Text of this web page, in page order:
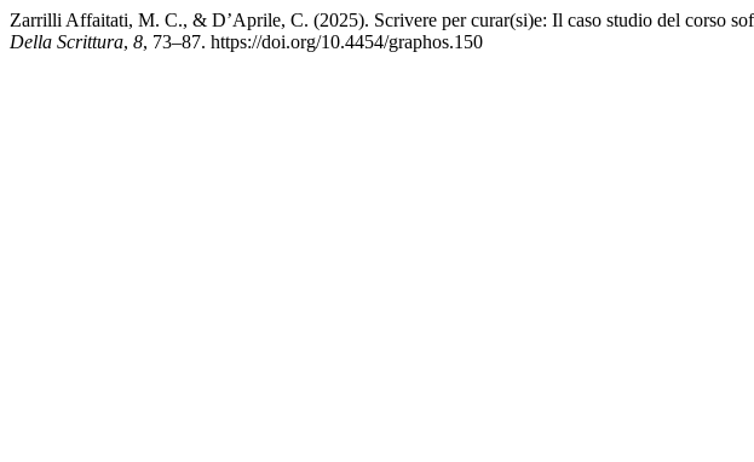
Zarrilli Affaitati, M. C., & D’Aprile, C. (2025). Scrivere per curar(si)e: Il caso studio del corso
Della Scrittura, 8, 73–87. https://doi.org/10.4454/graphos.150